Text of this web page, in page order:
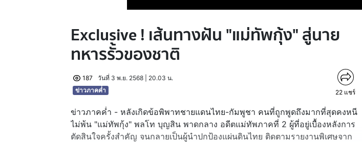
Exclusive ! เส้นทางฝัน "แม่ทัพกุ้ง" สู่นาย
ทหารรั้วของชาติ
187
วันที่ 3 พ.ย. 2568 | 20.03 น.
ข่าวภาคค่ำ
22 แชร์
ข่าวภาคค่ำ - หลังเกิดข้อพิพาทชายแดนไทย-กัมพูชา คนที่ถูกพูดถึงมากที่สุดคงหนี
ไม่พ้น "แม่ทัพกุ้ง" พลโท บุญสิน พาดกลาง อดีตแม่ทัพภาคที่ 2 ผู้ที่อยู่เบื้องหลังการ
ตัดสินใจครั้งสำคัญ จนกลายเป็นผู้นำปกป้องแผ่นดินไทย ติดตามรายงานพิเศษจาก